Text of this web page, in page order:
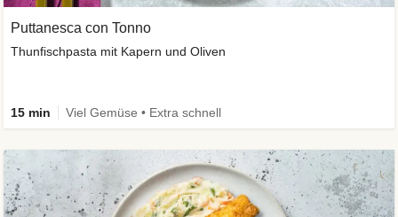
Puttanesca con Tonno
Thunfischpasta mit Kapern und Oliven
15 min Viel Gemüse • Extra schnell